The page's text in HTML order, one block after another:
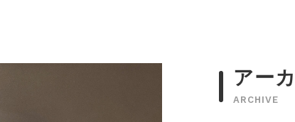
アー
ARCHIVE